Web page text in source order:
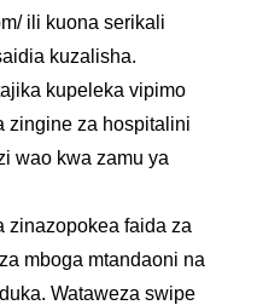
ili kuona serikali
kuzalisha.
kupeleka vipimo
zingine za hospitalini
wao kwa zamu ya
zinazopokea faida za
mboga mtandaoni na
Wataweza swipe